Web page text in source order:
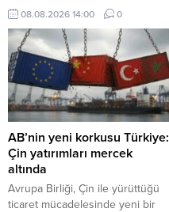
projelere toplam değeri 3 milyar
doları bulan yatırım yapılacağını
bildirdi.
08.08.2026 14:00 0
AB’nin yeni korkusu Türkiye:
Çin yatırımları mercek
altında
Avrupa Birliği, Çin ile yürüttüğü
ticaret mücadelesinde yeni bir